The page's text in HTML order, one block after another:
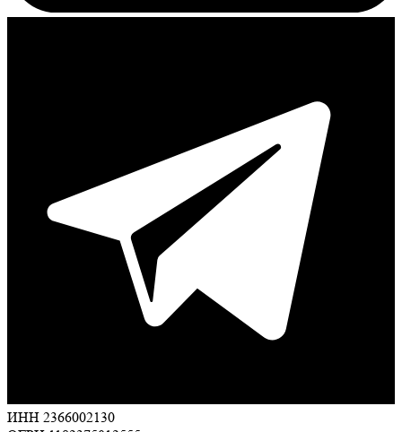
ИНН 2366002130